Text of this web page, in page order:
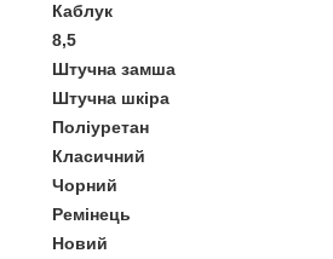
Каблук
8,5
Штучна замша
Штучна шкіра
Поліуретан
Класичний
Чорний
Ремінець
Новий